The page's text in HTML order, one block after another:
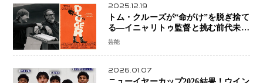
2025.12.19
トム・クルーズが“命がけ”を脱ぎ捨て
る―イニャリトゥ監督と挑む前代未聞
の大惨事コメディ「DIGGER ディガ
芸能
2026.01.07